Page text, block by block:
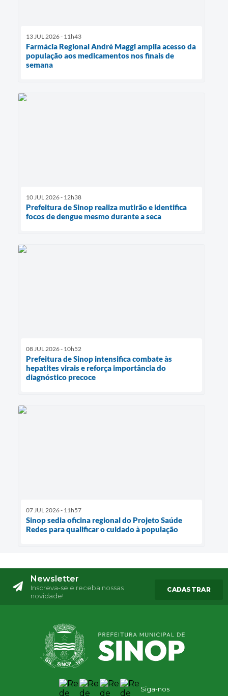
13 JUL 2026 - 11h43
Farmácia Regional André Maggi amplia acesso da
população aos medicamentos nos finais de
semana
10 JUL 2026 - 12h38
Prefeitura de Sinop realiza mutirão e identifica
focos de dengue mesmo durante a seca
08 JUL 2026 - 10h52
Prefeitura de Sinop intensifica combate às
hepatites virais e reforça importância do
diagnóstico precoce
07 JUL 2026 - 11h57
Sinop sedia oficina regional do Projeto Saúde
Redes para qualificar o cuidado à população
Newsletter
Inscreva-se e receba nossas
novidade!
CADASTRAR
Siga-nos